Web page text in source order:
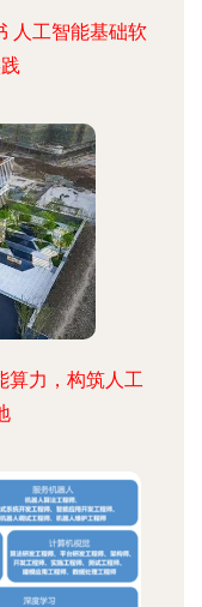
人工智能基础软
算力，构筑人工